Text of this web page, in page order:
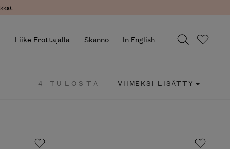
Liike Erottajalla Skanno In English
4 TULOSTA VIIMEKSI LISÄTTY